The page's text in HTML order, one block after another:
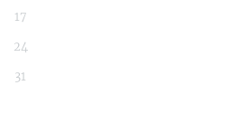
17
24
31